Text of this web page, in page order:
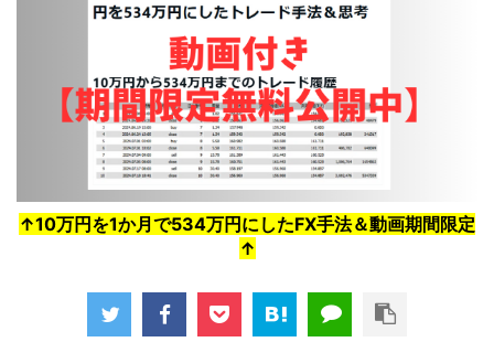
↑10万円を1か月で534万円にしたFX手法＆動画期間限定
↑